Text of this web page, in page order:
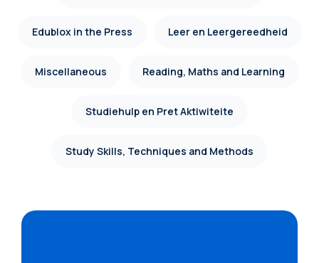
Edublox in the Press Leer en Leergereedheid
Miscellaneous Reading, Maths and Learning
Studiehulp en Pret Aktiwiteite
Study Skills, Techniques and Methods